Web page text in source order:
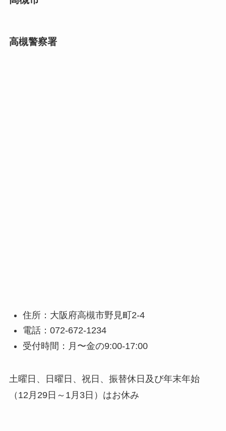
高槻警察署
住所：大阪府高槻市野見町2-4
電話：072-672-1234
受付時間：月〜金の9:00-17:00
土曜日、日曜日、祝日、振替休日及び年末年始
（12月29日～1月3日）はお休み